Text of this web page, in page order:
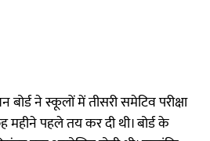
ने स्कूलों में तीसरी समेटिव परीक्षा
महीने पहले तय कर दी थी। बोर्ड के